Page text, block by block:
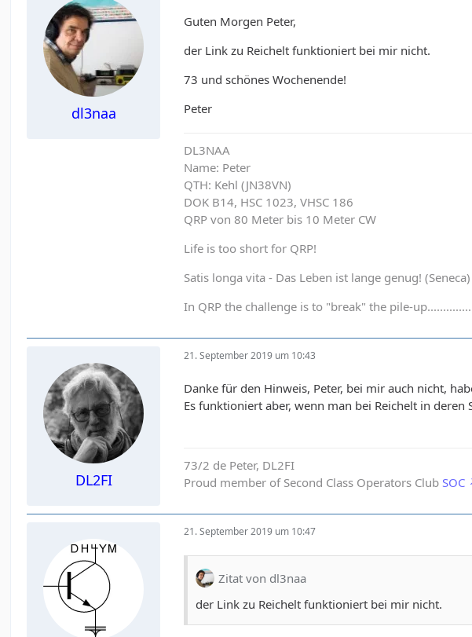
dl3naa
Guten Morgen Peter,
der Link zu Reichelt funktioniert bei mir nicht.
73 und schönes Wochenende!
Peter
DL3NAA
Name: Peter
QTH: Kehl (JN38VN)
DOK B14, HSC 1023, VHSC 186
QRP von 80 Meter bis 10 Meter CW
Life is too short for QRP!
Satis longa vita - Das Leben ist lange genug! (Seneca)
In QRP the challenge is to "break" the pile-
DL2FI
21. September 2019 um 10:43
Danke für den Hinweis, Peter, bei mir auch nicht,
Es funktioniert aber, wenn man bei Reichelt in deren
73/2 de Peter, DL2FI
Proud member of Second Class Operators Club SOC
21. September 2019 um 10:47
Zitat von dl3naa
der Link zu Reichelt funktioniert bei mir nicht.